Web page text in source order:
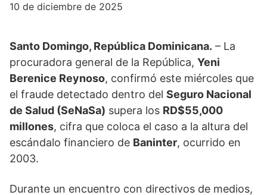
10 de diciembre de 2025
Santo Domingo, República Dominicana. – La
procuradora general de la República, Yeni
Berenice Reynoso, confirmó este miércoles que
el fraude detectado dentro del Seguro Nacional
de Salud (SeNaSa) supera los RD$55,000
millones, cifra que coloca el caso a la altura del
escándalo financiero de Baninter, ocurrido en
2003.
Durante un encuentro con directivos de medios,